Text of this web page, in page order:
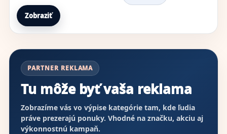
Zobraziť
PARTNER REKLAMA
Tu môže byť vaša reklama
Zobrazíme vás vo výpise kategórie tam, kde ľudia
práve prezerajú ponuky. Vhodné na značku, akciu aj
výkonnostnú kampaň.